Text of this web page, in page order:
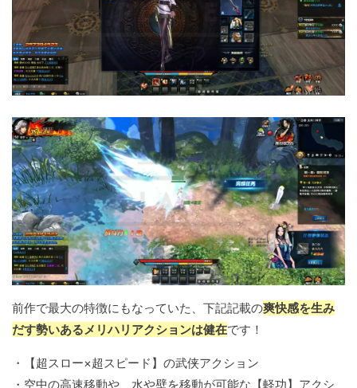
前作で最大の特徴にもなっていた、下記記載の爽快感を生み
だす勢いあるメリハリアクションは健在です！
・【超スロー×超スピード】の武侠アクション
・空中の高速移動や、水や壁を移動が可能な【軽功】アクシ